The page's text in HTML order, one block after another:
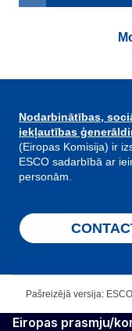
Nodarbinātības,
iekļautības
(Eiropas Komisija) ir
ESCO sadarbībā ar
personām.
Pašreizējā versija:
Eiropas prasmju/